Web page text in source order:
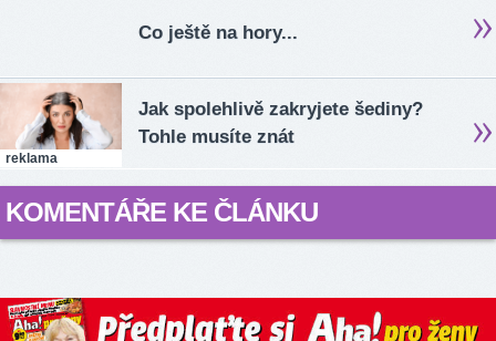
Co ještě na hory...
reklama
Jak spolehlivě zakryjete šediny?
Tohle musíte znát
KOMENTÁŘE KE ČLÁNKU